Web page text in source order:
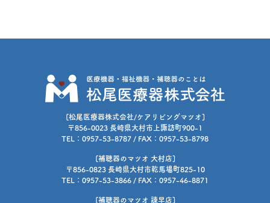
[松尾医療器株式会社/ケアリビングマツオ]
〒856-0023 長崎県大村市上諏訪町900-1
TEL：0957-53-8787 / FAX：0957-53-8798
[補聴器のマツオ 大村店]
〒856-0823 長崎県大村市乾馬場町825-10
TEL：0957-53-3866 / FAX：0957-46-8871
[補聴器のマツオ 諫早店]